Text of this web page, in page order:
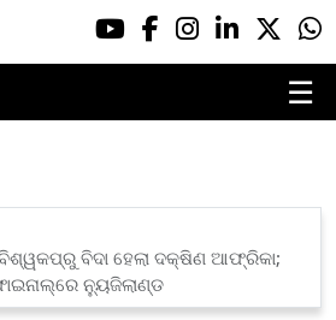
☰
ବିଶ୍ୱକପ୍‌ରୁ ବିଦା ହେଲା ଦକ୍ଷିଣ ଆଫ୍ରିକା;
ନ୍ୟୁଜିଲାଣ୍ଡ